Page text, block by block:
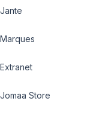
Jante
Marques
Extranet
Jomaa Store